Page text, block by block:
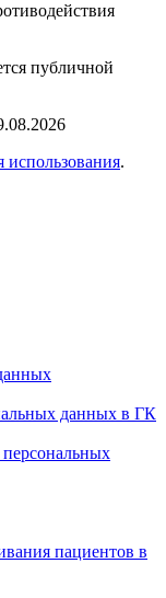
публичной
использования.
данных в ГК
пациентов в